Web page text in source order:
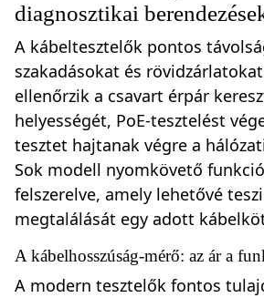
diagnosztikai
A kábeltesztelők pontos
szakadásokat és
ellenőrzik a csavart érpár
helyességét, PoE-tesztelést
tesztet hajtanak végre a
Sok modell nyomkövető
felszerelve, amely lehetővé
megtalálását egy adott
A kábelhosszúság-mérő: az ár a
A modern tesztelők fontos